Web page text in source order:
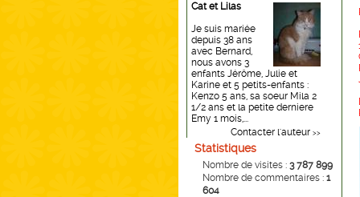
Cat et Lilas
Je suis mariée
depuis 38 ans
avec Bernard,
nous avons 3
enfants Jérôme, Julie et
Karine et 5 petits-enfants :
Kenzo 5 ans, sa soeur Mila 2
1/2 ans et la petite derniere
Emy 1 mois,...
Contacter l'auteur >>
Statistiques
Nombre de visites : 3 787 899
Nombre de commentaires : 1
604